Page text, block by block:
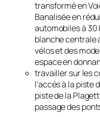
transformé en
Banalisée en
automobiles à 30
blanche centrale
vélos et des
espace en
travailler sur les
l’accès à la piste
piste de la
passage des